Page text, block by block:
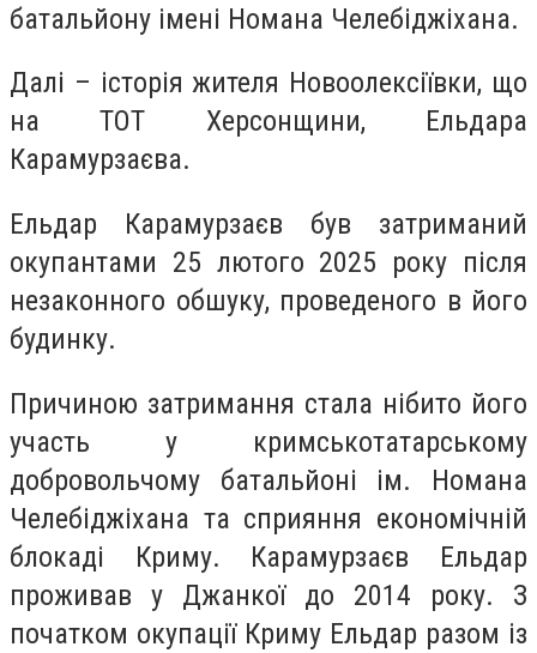
батальйону імені Номана Челебіджіхана.
Далі – історія жителя Новоолексіївки, що
на ТОТ Херсонщини, Ельдара
Карамурзаєва.
Ельдар Карамурзаєв був затриманий
окупантами 25 лютого 2025 року після
незаконного обшуку, проведеного в його
будинку.
Причиною затримання стала нібито його
участь у кримськотатарському
добровольчому батальйоні ім. Номана
Челебіджіхана та сприяння економічній
блокаді Криму. Карамурзаєв Ельдар
проживав у Джанкої до 2014 року. З
початком окупації Криму Ельдар разом із